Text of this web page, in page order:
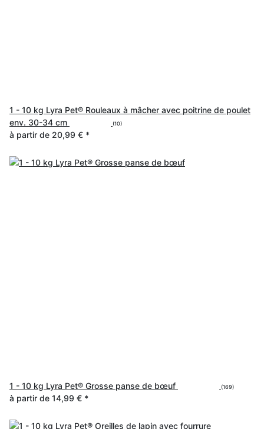
1 - 10 kg Lyra Pet® Rouleaux à mâcher avec poitrine de poulet
env. 30-34 cm
(10)
à partir de 20,99 € *
1 - 10 kg Lyra Pet® Grosse panse de bœuf (169)
à partir de 14,99 € *